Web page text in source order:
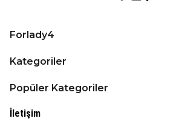
Forlady4
Kategoriler
Popüler Kategoriler
İletişim